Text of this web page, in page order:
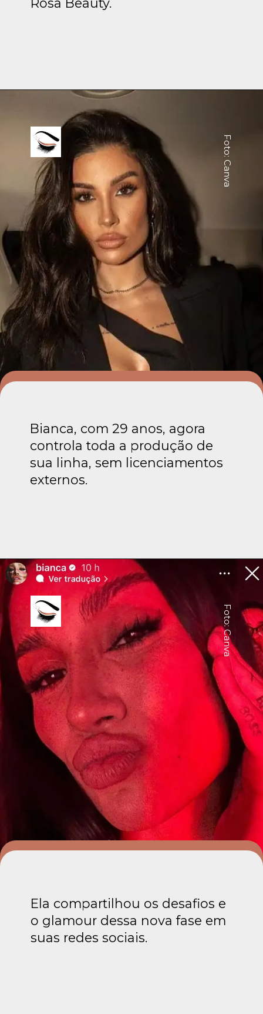
Bianca, com 29 anos, agora
controla toda a produção de
sua linha, sem licenciamentos
externos.
Foto: Canva
Ela compartilhou os desafios e
o glamour dessa nova fase em
suas redes sociais.
Foto: Canva